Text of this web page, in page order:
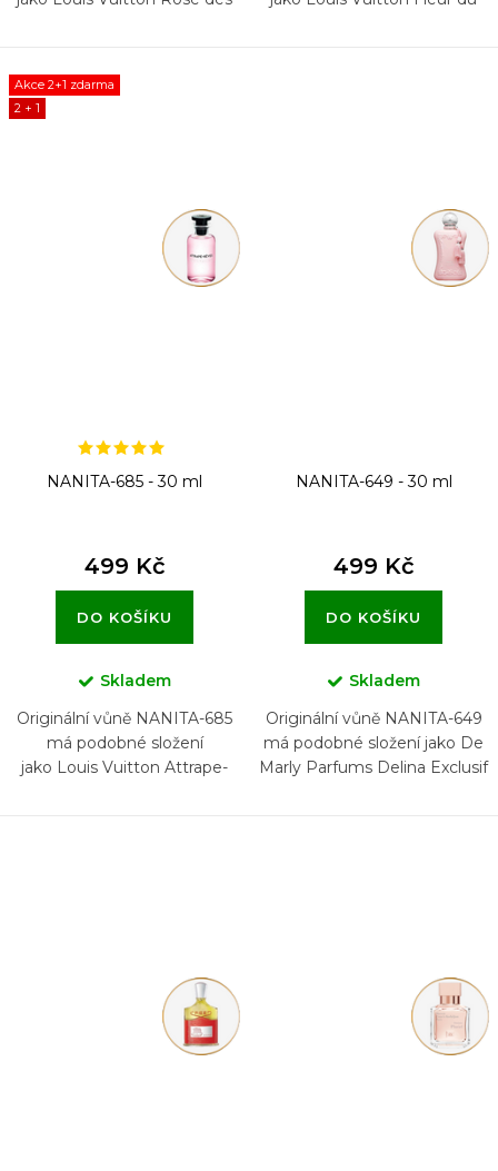
Akce 2+1 zdarma
2 + 1
NANITA-685 - 30 ml
499 Kč
DO KOŠÍKU
Skladem
Originální vůně NANITA-685
má podobné složení
jako Louis Vuitton Attrape-
NANITA-649 - 30 ml
499 Kč
DO KOŠÍKU
Skladem
Originální vůně NANITA-649
má podobné složení jako De
Marly Parfums Delina Exclusif